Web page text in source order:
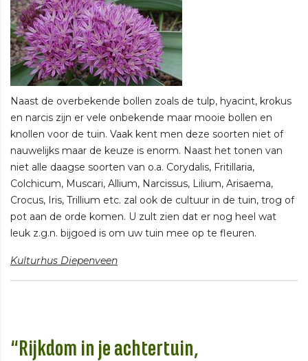
Naast de overbekende bollen zoals de tulp, hyacint, krokus
en narcis zijn er vele onbekende maar mooie bollen en
knollen voor de tuin. Vaak kent men deze soorten niet of
nauwelijks maar de keuze is enorm. Naast het tonen van
niet alle daagse soorten van o.a. Corydalis, Fritillaria,
Colchicum, Muscari, Allium, Narcissus, Lilium, Arisaema,
Crocus, Iris, Trillium etc. zal ook de cultuur in de tuin, trog of
pot aan de orde komen. U zult zien dat er nog heel wat
leuk z.g.n. bijgoed is om uw tuin mee op te fleuren.
Kulturhus Diepenveen
“Rijkdom in je achtertuin,